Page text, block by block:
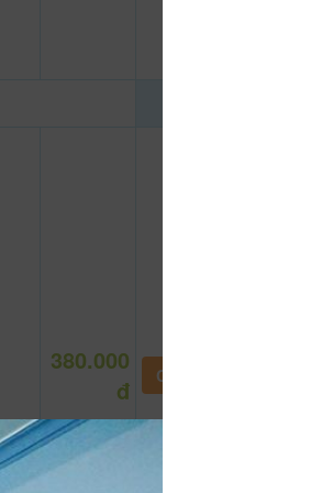
380.000
đ
CHƯA KHAI BÁO PHÒNG